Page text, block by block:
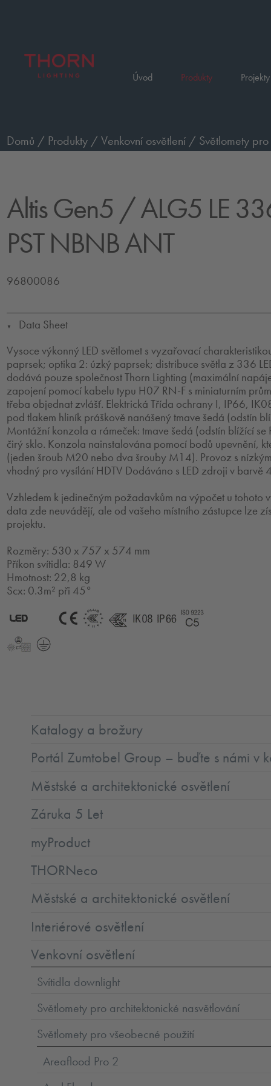
Úvod Produkty
Domů / Produkty /Venkovní osvětlení / Světlomety
Altis Gen5 / ALG5 LE
PST NBNB ANT
96800086
▼
Data Sheet
Vysoce výkonný LED světlomet s vyzařovací
paprsek; optika 2: úzký paprsek; distribuce světla z 336
dodává pouze společnost Thorn Lighting (maximální
zapojení pomocí kabelu typu H07 RN-F s miniaturním
třeba objednat zvlášť. Elektrická Třída ochrany I, IP66,
pod tlakem hliník práškově nanášený tmave šedá (odstín
Montážní konzola a rámeček: tmave šedá (odstín blížící
čirý sklo. Konzola nainstalována pomocí bodů upevnění,
(jeden šroub M20 nebo dva šrouby M14). Provoz s
vhodný pro vysílání HDTV Dodáváno s LED zdroji v barvě
Vzhledem k jedinečným požadavkům na výpočet u tohoto
data zde neuvádějí, ale od vašeho místního zástupce lze
projektu.
Rozměry: 530 x 757 x 574 mm
Příkon svítidla: 849 W
Hmotnost: 22,8 kg
Scx: 0.3m² při 45°
Katalogy a brožury
Portál Zumtobel Group – buďte s námi v
Městské a architektonické osvětlení
Záruka 5 Let
myProduct
THORNeco
Městské a architektonické osvětlení
Interiérové osvětlení
Venkovní osvětlení
Svítidla downlight
Světlomety pro architektonické nasvětlování
Světlomety pro všeobecné použití
Areaflood Pro 2